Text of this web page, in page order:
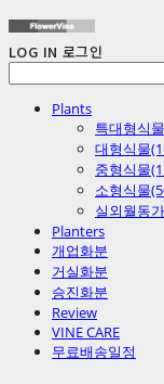
LOG IN 로그인
Plants
특대형식
대형식물
중형식물
소형식물
실외월동
Planters
개업화분
거실화분
승진화분
Review
VINE CARE
무료배송일정